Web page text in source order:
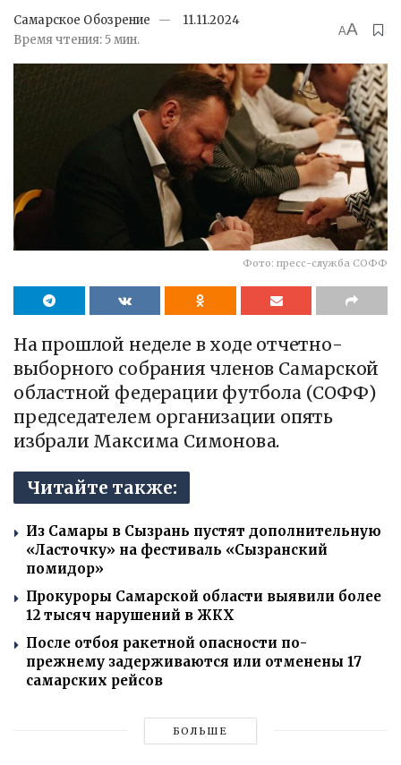
Самарское Обозрение
11.11.2024
Время чтения: 5 мин.
AA
Фото: пресс-служба СОФФ
На прошлой неделе в ходе отчетно-
выборного собрания членов Самарской
областной федерации футбола (СОФФ)
председателем организации опять
избрали Максима Симонова.
Читайте также:
Из Самары в Сызрань пустят дополнительную
«Ласточку» на фестиваль «Сызранский
помидор»
Прокуроры Самарской области выявили более
12 тысяч нарушений в ЖКХ
После отбоя ракетной опасности по-
прежнему задерживаются или отменены 17
самарских рейсов
БОЛЬШЕ